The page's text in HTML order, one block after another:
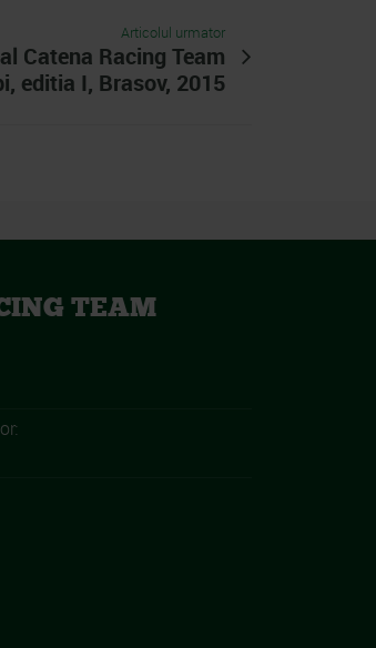
Articolul urmator
Catena Racing Team
editia I, Brasov, 2015
TEAM